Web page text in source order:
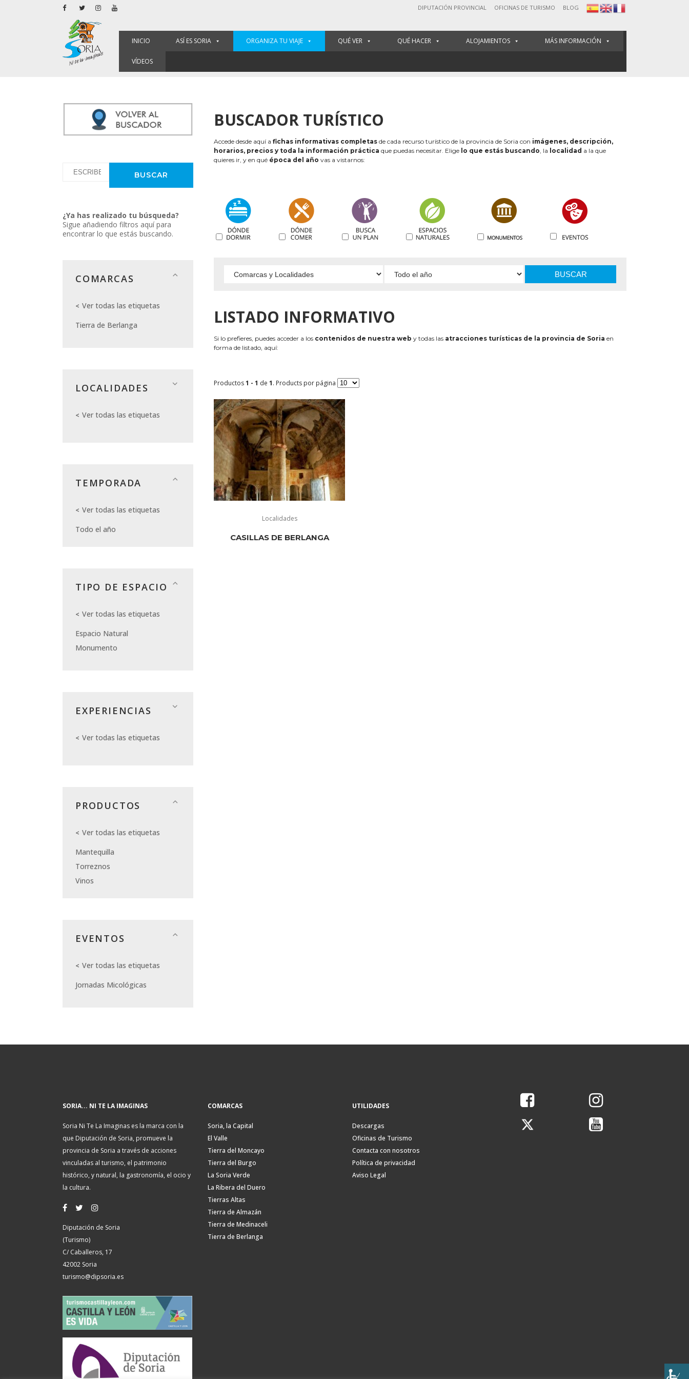
DIPUTACIÓN PROVINCIAL OFICINAS DE TURISMO BLOG
INICIO ASÍ ES SORIA ORGANIZA TU VIAJE QUÉ VER QUÉ HACER ALOJAMIENTOS MÁS INFORMACIÓN
VÍDEOS
¿Ya has realizado tu búsqueda?
Sigue añadiendo filtros aquí para
encontrar lo que estás buscando.
COMARCAS
Ver todas las etiquetas
Tierra de Berlanga
LOCALIDADES
Ver todas las etiquetas
TEMPORADA
Ver todas las etiquetas
Todo el año
TIPO DE ESPACIO
Ver todas las etiquetas
Espacio Natural
Monumento
EXPERIENCIAS
Ver todas las etiquetas
PRODUCTOS
Ver todas las etiquetas
Mantequilla
Torreznos
Vinos
EVENTOS
Ver todas las etiquetas
Jornadas Micológicas
BUSCADOR TURÍSTICO
Accede desde aquí a fichas informativas completas de cada recurso turístico de la provincia de Soria con imágenes, descripción,
horarios, precios y toda la información práctica que puedas necesitar. Elige lo que estás buscando, la localidad a la que
quieres ir, y en qué época del año vas a vistarnos:
BUSCAR
LISTADO INFORMATIVO
Si lo prefieres, puedes acceder a los contenidos de nuestra web y todas las atracciones turísticas de la provincia de Soria en
forma de listado, aquí:
Productos1 - 1 de 1. Products por página
Localidades
CASILLAS DE BERLANGA
SORIA... NI TE LA IMAGINAS
Soria Ni Te La Imaginas es la marca con la
que Diputación de Soria, promueve la
provincia de Soria a través de acciones
vinculadas al turismo, el patrimonio
histórico, y natural, la gastronomía, el ocio y
la cultura.
Diputación de Soria
(Turismo)
C/ Caballeros, 17
42002 Soria
turismo@dipsoria.es
COMARCAS
Soria, la Capital
El Valle
Tierra del Moncayo
Tierra del Burgo
La Soria Verde
La Ribera del Duero
Tierras Altas
Tierra de Almazán
Tierra de Medinaceli
Tierra de Berlanga
UTILIDADES
Descargas
Oficinas de Turismo
Contacta con nosotros
Política de privacidad
Aviso Legal